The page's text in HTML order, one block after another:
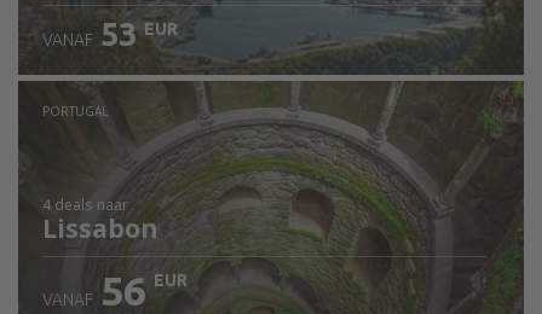
VANAF 53 EUR
PORTUGAL
4 deals naar
Lissabon
VANAF 56 EUR